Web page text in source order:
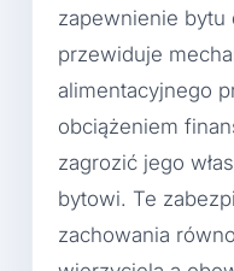
zapewnienie bytu
przewiduje
alimentacyjnego
obciążeniem
zagrozić jego
bytowi. Te
zachowania